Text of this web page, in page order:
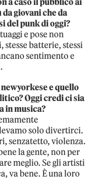
a caso il pubblico ai
giovani che da
del punk di oggi?
e pose non
stesse batterie, stessi
sentimento e
e quello
Oggi credi ci sia
in musica?
solo divertirci.
senzatetto, violenza.
la gente, non per
meglio. Se gli artisti
va bene. È una loro